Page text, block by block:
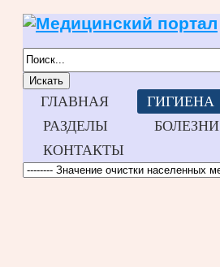
Искать
ГЛАВНАЯ
ГИГИЕНА
РАЗДЕЛЫ
БОЛЕЗНИ
КОНТАКТЫ